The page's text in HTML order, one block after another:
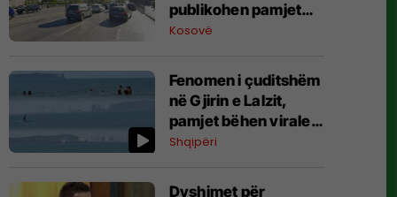
publikohen pamjet
360-gradëshe
Kosovë
Fenomen i çuditshëm
në Gjirin e Lalzit,
pamjet bëhen virale
(Video)
Shqipëri
Dyshimet për